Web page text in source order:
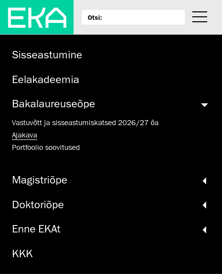
Sisse­astumine
Eel­akadeemia
Baka­laureuse­õpe
Vastuvõtt ja sisseastumiskatsed 2026/27 õa
Ajakava
Portfoolio soovitused
Magistriõpe
Doktori­õpe
Enne EKAt
KKK